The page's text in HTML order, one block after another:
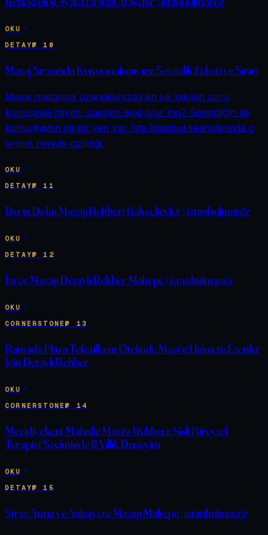
OKU
DETAY№10
Masaj Sırasında Konuşmalı mıyım: Sessizlik Etiketi ve Sınırı
Masaj masasına uzandığınızda en sık takılan soru:
konuşmalı mıyım, sussam ayıp olur mu? Sessizliğin de
konuşmanın da bir yeri var. İşte İstanbul seanslarında o
sınırın nerede çizildiği.
OKU
DETAY№11
Derin Doku Masajı Rehberi Bahçelievler | istanbulmasöz
OKU
DETAY№12
İsveç Masajı Detaylı Rehber Maltepe | istanbulmasöz
OKU
CORNERSTONE№ 13
Ramada Plaza Tekstilkent Otelinde Masöz Hizmeti: Esenler
İçin Detaylı Rehber
OKU
CORNERSTONE№ 14
Mecidiyekent Mahalle Masöz Rehberi: Şişli Bireysel
Terapist Seçiminde 8 Yıllık Deneyim
OKU
DETAY№15
Stres Atma ve Anksiyete Masajı Maltepe | istanbulmasöz